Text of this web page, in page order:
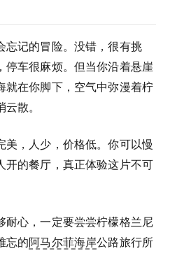
忘记的冒险。没错，很有挑
停车很麻烦。但当你沿着悬崖
就在你脚下，空气中弥漫着柠
散。
，人少，价格低。你可以慢
开的餐厅，真正体验这片不可
耐心，一定要尝尝柠檬格兰尼
忘的阿马尔菲海岸公路旅行所